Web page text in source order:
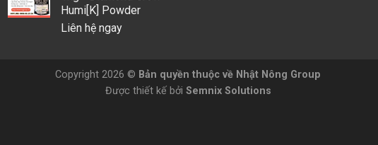
Humi[K] Powder
Liên hệ ngay
Copyright 2026 © Bản quyền thuộc về Nhật Nông Group
Được thiết kế bởi Semnix Solutions